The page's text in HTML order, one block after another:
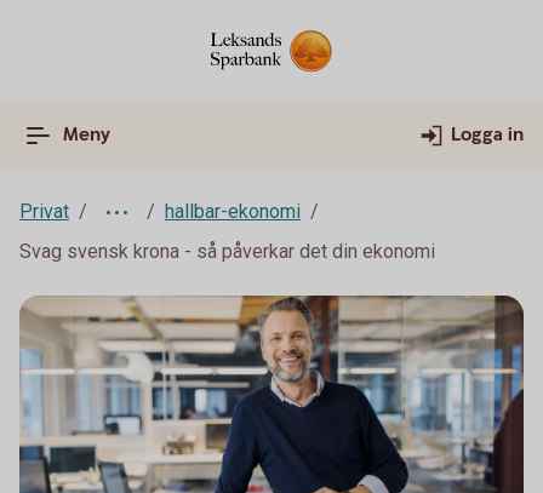
Meny Logga in
Privat
hallbar-ekonomi
Svag svensk krona - så påverkar det din ekonomi